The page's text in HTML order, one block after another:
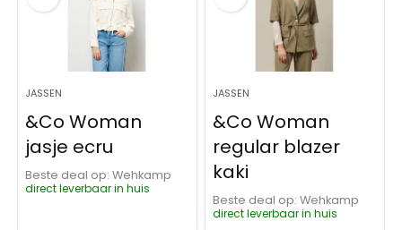
JASSEN
&Co Woman
jasje ecru
Beste deal op:
Wehkamp
direct leverbaar in huis
JASSEN
&Co Woman
regular blazer
kaki
Beste deal op:
Wehkamp
direct leverbaar in huis